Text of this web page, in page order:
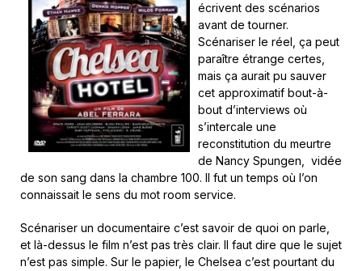
écrivent des scénarios
avant de tourner.
Scénariser le réel, ça peut
paraître étrange certes,
mais ça aurait pu sauver
cet approximatif bout-à-
bout d’interviews où
s’intercale une
reconstitution du meurtre
de Nancy Spungen, vidée
de son sang dans la chambre 100. Il fut un temps où l’on
connaissait le sens du mot room service.
Scénariser un documentaire c’est savoir de quoi on parle,
et là-dessus le film n’est pas très clair. Il faut dire que le sujet
n’est pas simple. Sur le papier, le Chelsea c’est pourtant du